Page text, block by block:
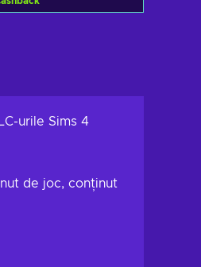
urile Sims 4
de joc, conținut